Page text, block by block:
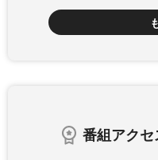
番組アクセ